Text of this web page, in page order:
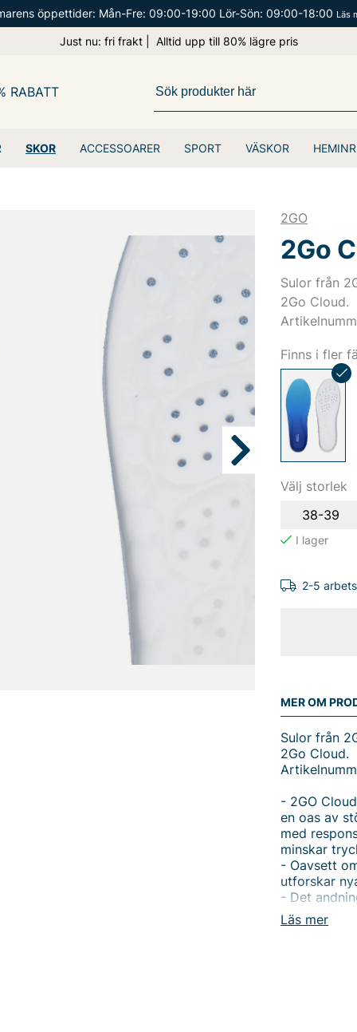
öppettider: Mån-Fre: 09:00-19:00 Lör-Sön: 09:00-18:00 Läs
Just nu: fri frakt | Alltid upp till 80% lägre pris
SKOR ACCESSOARER SPORT VÄSKOR
RABATT
2GO
2Go
Sulor från
2Go Cloud.
Finns i fler
Välj storlek
38-39
2-5
MER OM
Läs mer
Sulor från
2Go Cloud.
- 2GO
en oas av
med
minskar
- Oavsett
utforskar
- Det
fukt, vilket
fotvalvet